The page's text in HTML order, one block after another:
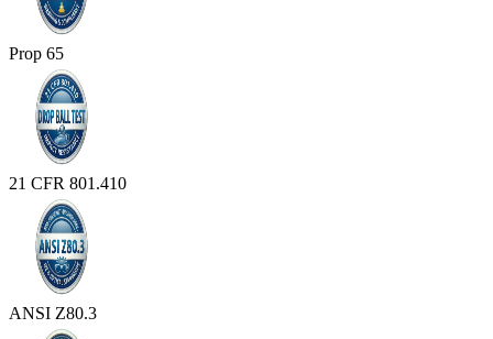
Prop 65
21 CFR 801.410
ANSI Z80.3